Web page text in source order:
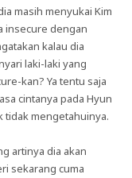
masih menyukai Kim
insecure dengan
kalau dia
laki-laki yang
kan? Ya tentu saja
cintanya pada Hyun
tidak mengetahuinya.
artinya dia akan
sekarang cuma